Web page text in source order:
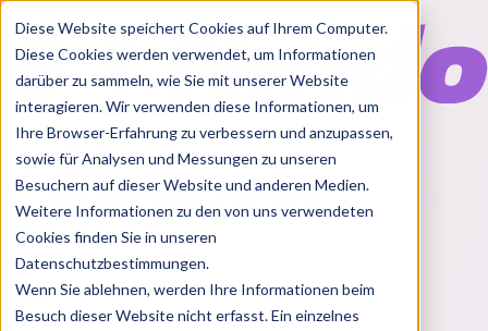
Diese Website speichert Cookies auf Ihrem Computer.
Diese Cookies werden verwendet, um Informationen
darüber zu sammeln, wie Sie mit unserer Website
interagieren. Wir verwenden diese Informationen, um
Ihre Browser-Erfahrung zu verbessern und anzupassen,
sowie für Analysen und Messungen zu unseren
Besuchern auf dieser Website und anderen Medien.
Weitere Informationen zu den von uns verwendeten
Cookies finden Sie in unseren
Datenschutzbestimmungen.
Wenn Sie ablehnen, werden Ihre Informationen beim
Besuch dieser Website nicht erfasst. Ein einzelnes
Features
Solutions
BlogChartsRabatt CodesPakete
Login